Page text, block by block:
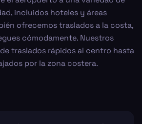
incluidos hoteles y áreas
ofrecemos traslados a la costa,
cómodamente. Nuestros
traslados rápidos al centro hasta
por la zona costera.